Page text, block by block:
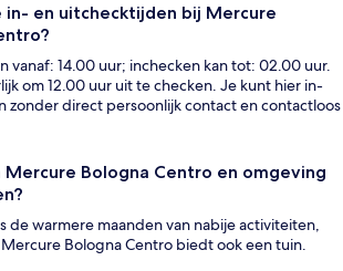
in- en uitchecktijden bij Mercure
vanaf: 14.00 uur; inchecken kan tot: 02.00 uur.
om 12.00 uur uit te checken. Je kunt hier in-
zonder direct persoonlijk contact en contactloos
Mercure Bologna Centro en omgeving
de warmere maanden van nabije activiteiten,
Bologna Centro biedt ook een tuin.